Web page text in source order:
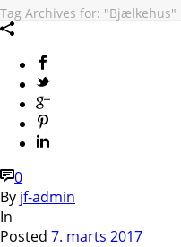
Tag Archives for: "Bjælkehus"
0
By jf-admin
In
Posted 7. marts 2017